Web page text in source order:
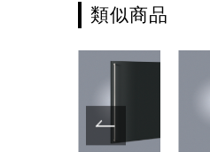
類似商品